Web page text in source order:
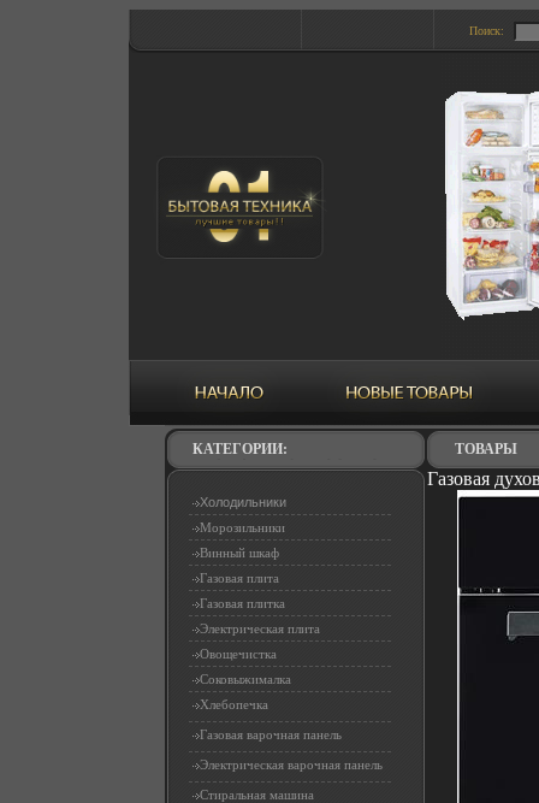
Поиск:
КАТЕГОРИИ:
Холодильники
Морозильники
Винный шкаф
Газовая плита
Газовая плитка
Электрическая плита
Овощечистка
Соковыжималка
Хлебопечка
Газовая варочная панель
Электрическая варочная панель
Стиральная машина
ТОВАРЫ
Газовая